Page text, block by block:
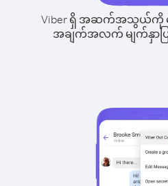
Viber ရှိ အဆက်အသွယ်ကို ရွ
အချက်အလက် မျက်နှာပြင်